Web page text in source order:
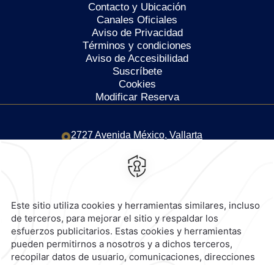
Contacto y Ubicación
Canales Oficiales
Aviso de Privacidad
Términos y condiciones
Aviso de Accesibilidad
Suscríbete
Cookies
Modificar Reserva
2727 Avenida México, Vallarta
333 669 0600
contacto@caminoreal.com
reservaciones@quintareal.com